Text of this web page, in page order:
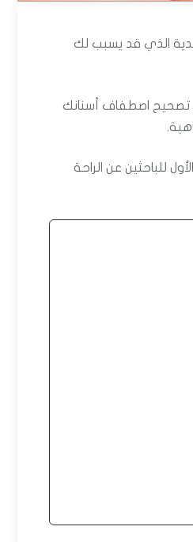
الذي قد يسبب لك
تصحيح اصطفاف أسنانك
للباحثين عن الراحة